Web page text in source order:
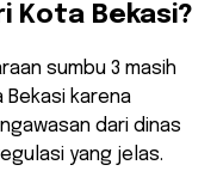
Kota Bekasi?
sumbu 3 masih
karena
dari dinas
yang jelas.